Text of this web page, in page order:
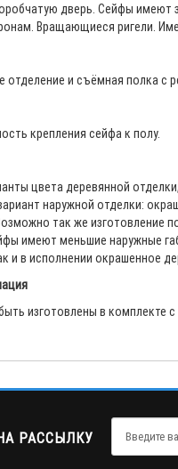
дверь. Сейфы имеют
Вращающиеся ригели.
отделение и съёмная полка с
крепления сейфа к полу.
цвета деревянной
наружной отделки:
так же изготовление
имеют меньшие наружные
и в исполнении окрашенное
быть изготовлены в
РАССЫЛКУ